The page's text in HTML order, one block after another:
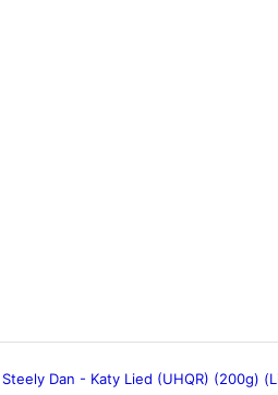
Steely Dan - Katy Lied (UHQR) (200g)